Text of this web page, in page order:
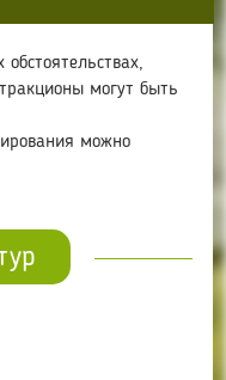
могут быть
можно